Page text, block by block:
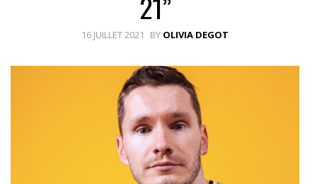
16 JUILLET 2021 BY OLIVIA DEGOT